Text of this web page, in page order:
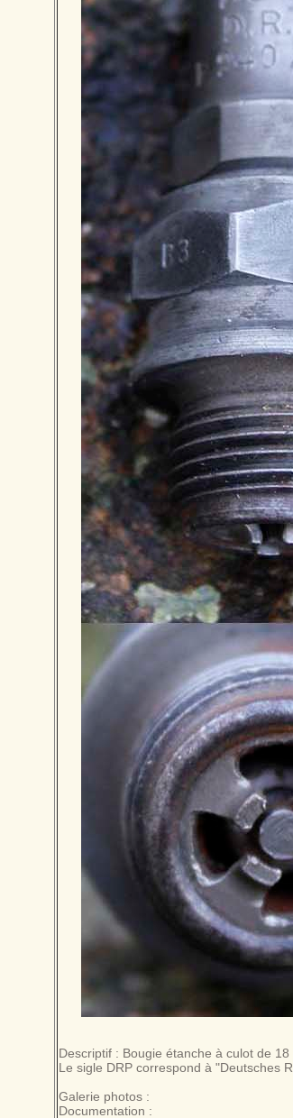
Descriptif : Bougie étanche à culot de
Le sigle DRP correspond à "Deutsches
Galerie photos :
Documentation :